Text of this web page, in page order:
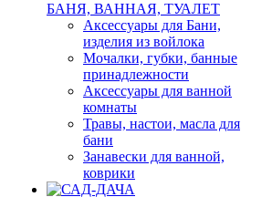
БАНЯ, ВАННАЯ, ТУАЛЕТ
Аксессуары для Бани,
изделия из войлока
Мочалки, губки, банные
принадлежности
Аксессуары для ванной
комнаты
Травы, настои, масла для
бани
Занавески для ванной,
коврики